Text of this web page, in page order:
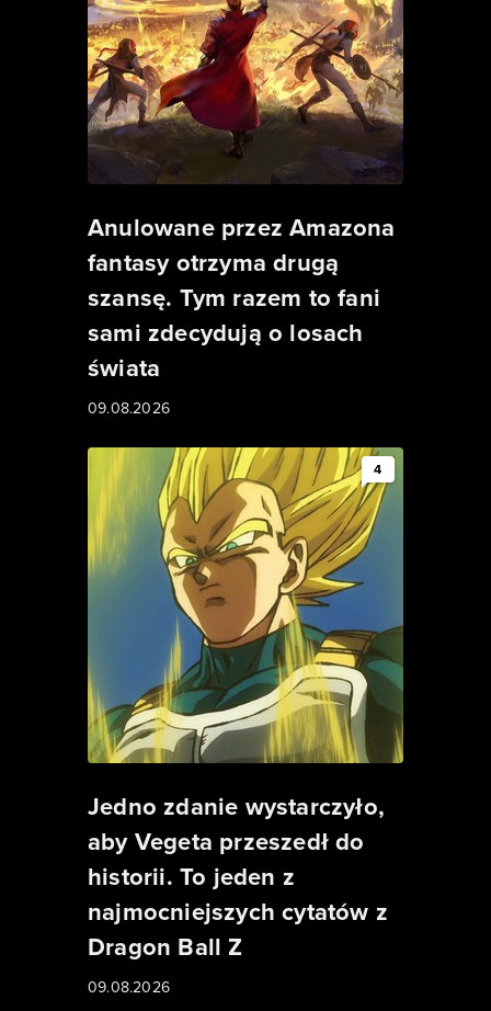
Anulowane przez Amazona
fantasy otrzyma drugą
szansę. Tym razem to fani
sami zdecydują o losach
świata
09.08.2026
4
Jedno zdanie wystarczyło,
aby Vegeta przeszedł do
historii. To jeden z
najmocniejszych cytatów z
Dragon Ball Z
09.08.2026